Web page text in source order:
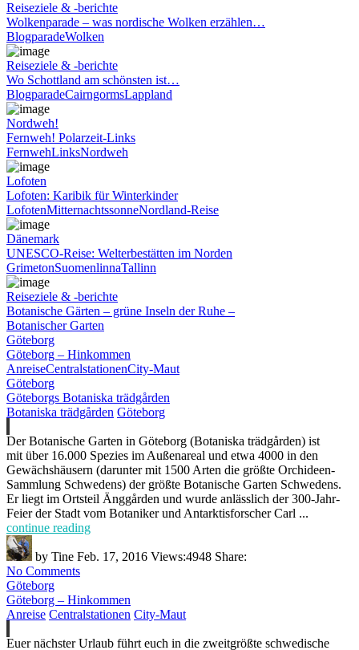
Reiseziele & -berichte
Wolkenparade – was nordische Wolken erzählen…
BlogparadeWolken
Reiseziele & -berichte
Wo Schottland am schönsten ist…
BlogparadeCairngormsLappland
Nordweh!
Fernweh! Polarzeit-Links
FernwehLinksNordweh
Lofoten
Lofoten: Karibik für Winterkinder
LofotenMitternachtssonneNordland-Reise
Dänemark
UNESCO-Reise: Welterbestätten im Norden
GrimetonSuomenlinnaTallinn
Reiseziele & -berichte
Botanische Gärten – grüne Inseln der Ruhe –
Botanischer Garten
Göteborg
Göteborg – Hinkommen
AnreiseCentralstationenCity-Maut
Göteborg
Göteborgs Botaniska trädgården
Botaniska trädgården Göteborg
Der Botanische Garten in Göteborg (Botaniska trädgården) ist
mit über 16.000 Spezies im Außenareal und etwa 4000 in den
Gewächshäusern (darunter mit 1500 Arten die größte Orchideen-
Sammlung Schwedens) der größte Botanische Garten Schwedens.
Er liegt im Ortsteil Änggården und wurde anlässlich der 300-Jahr-
Feier der Stadt vom Botaniker und Antarktisforscher Carl ...
continue reading
by Tine Feb. 17, 2016 Views:4948 Share:
No Comments
Göteborg
Göteborg – Hinkommen
Anreise Centralstationen City-Maut
Euer nächster Urlaub führt euch in die zweitgrößte schwedische